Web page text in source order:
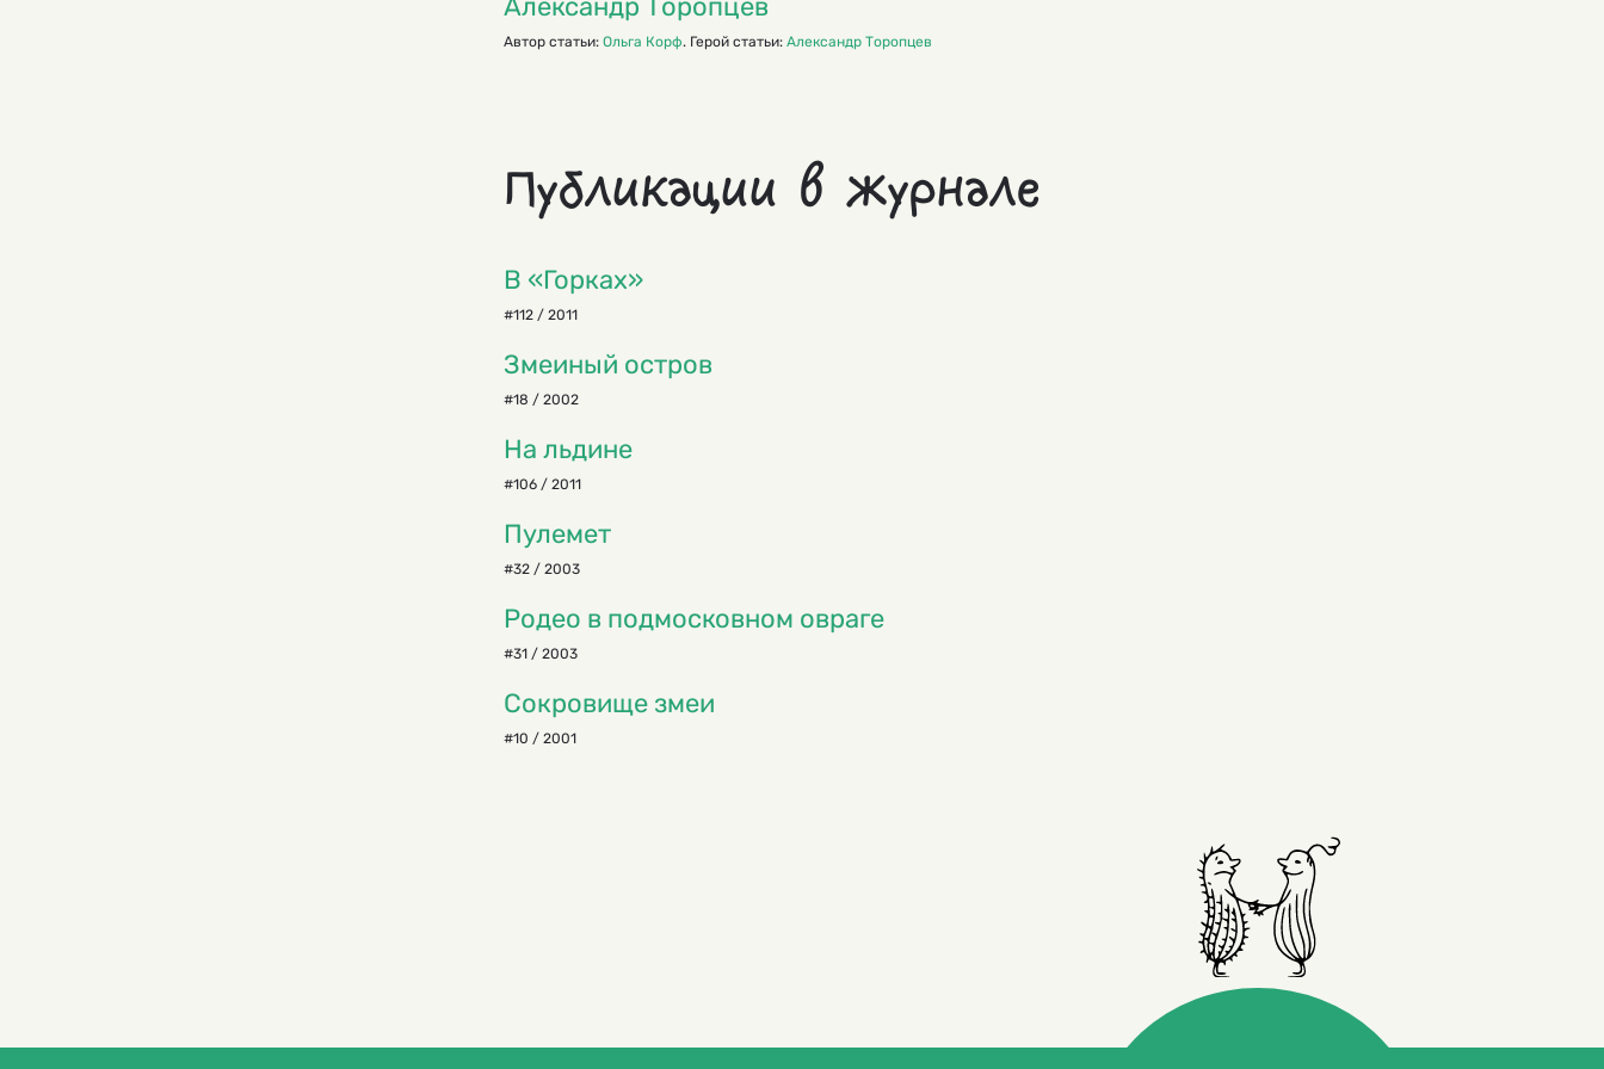
Александр Торопцев
Автор статьи: Ольга Корф. Герой статьи: Александр Торопцев
Публикации в журнале
В «Горках»
#112 / 2011
Змеиный остров
#18 / 2002
На льдине
#106 / 2011
Пулемет
#32 / 2003
Родео в подмосковном овраге
#31 / 2003
Сокровище змеи
#10 / 2001